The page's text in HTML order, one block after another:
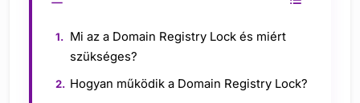
Mi az a Domain Registry Lock és miért
szükséges?
Hogyan működik a Domain Registry Lock?